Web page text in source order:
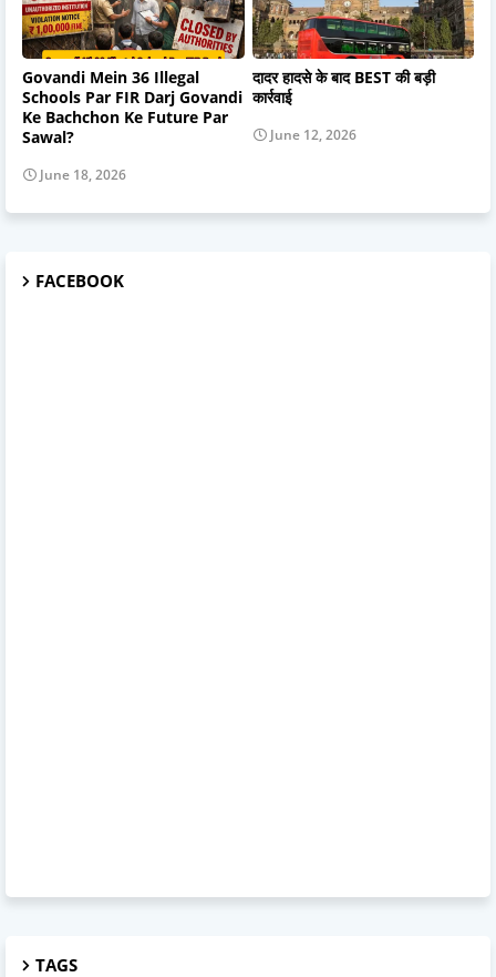
Govandi Mein 36 Illegal
Schools Par FIR Darj Govandi
Ke Bachchon Ke Future Par
Sawal?
June 18, 2026
दादर हादसे के बाद BEST की बड़ी
कार्रवाई
June 12, 2026
FACEBOOK
TAGS